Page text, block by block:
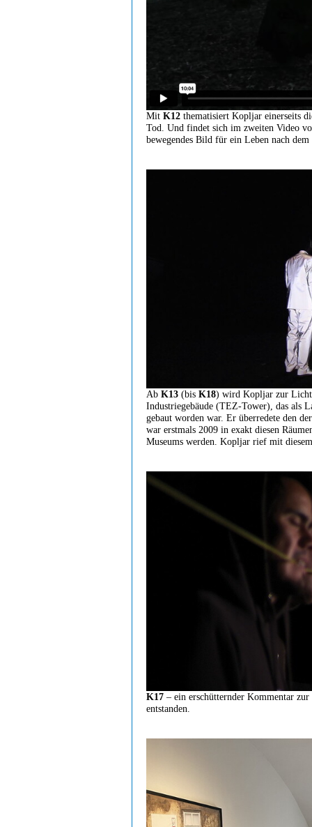
Mit K12 thematisiert Kopljar einerseits
Tod. Und findet sich im zweiten Video
bewegendes Bild für ein Leben nach dem
Ab K13 (bis K18) wird Kopljar zur
Industriegebäude (TEZ-Tower), das als
gebaut worden war. Er überredete den
war erstmals 2009 in exakt diesen
Museums werden. Kopljar rief mit
K17 – ein erschütternder Kommentar
entstanden.